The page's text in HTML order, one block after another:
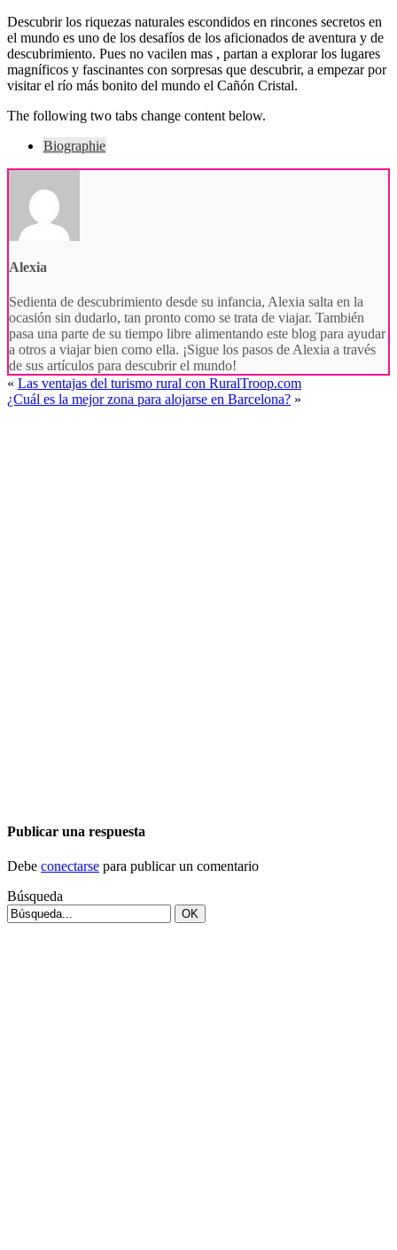
Descubrir los riquezas naturales escondidos en rincones secretos en
el mundo es uno de los desafíos de los aficionados de aventura y de
descubrimiento. Pues no vacilen mas , partan a explorar los lugares
magníficos y fascinantes con sorpresas que descubrir, a empezar por
visitar el río más bonito del mundo el Cañón Cristal.
The following two tabs change content below.
Biographie
Alexia
Sedienta de descubrimiento desde su infancia, Alexia salta en la
ocasión sin dudarlo, tan pronto como se trata de viajar. También
pasa una parte de su tiempo libre alimentando este blog para ayudar
a otros a viajar bien como ella. ¡Sigue los pasos de Alexia a través
de sus artículos para descubrir el mundo!
« Las ventajas del turismo rural con RuralTroop.com
¿Cuál es la mejor zona para alojarse en Barcelona? »
Publicar una respuesta
Debe conectarse para publicar un comentario
Búsqueda